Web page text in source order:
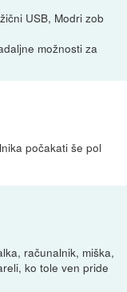
USB, Modri zob
možnosti za
počakati še pol
računalnik, miška,
ko tole ven pride